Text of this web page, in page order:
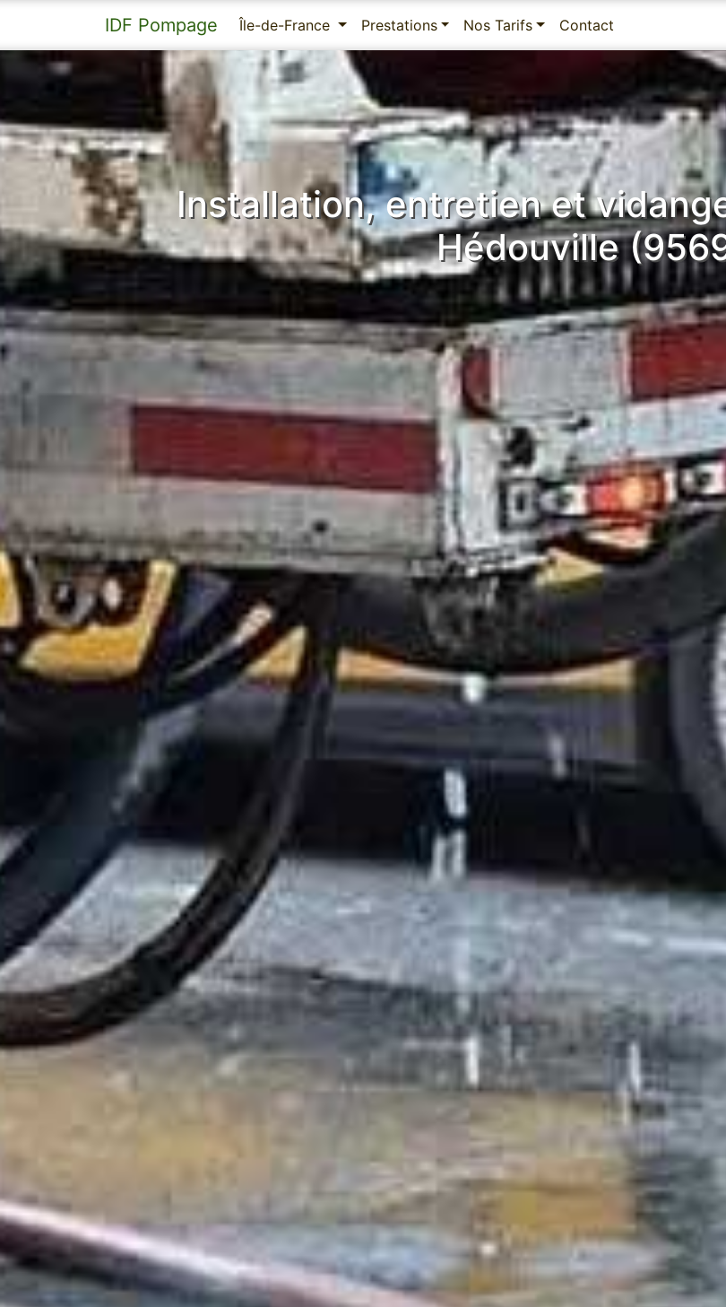
IDF Pompage Île-de-France Prestations Nos Tarifs Contact
Installation, entretien et
Hédouville